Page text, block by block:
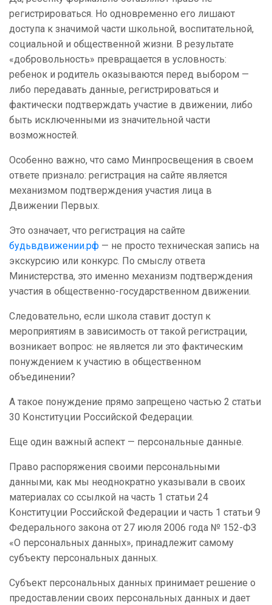
регистрироваться. Но одновременно его лишают
доступа к значимой части школьной, воспитательной,
социальной и общественной жизни. В результате
«добровольность» превращается в условность:
ребенок и родитель оказываются перед выбором —
либо передавать данные, регистрироваться и
фактически подтверждать участие в движении, либо
быть исключенными из значительной части
возможностей.
Особенно важно, что само Минпросвещения в своем
ответе признало: регистрация на сайте является
механизмом подтверждения участия лица в
Движении Первых.
Это означает, что регистрация на сайте
будьвдвижении.рф — не просто техническая запись на
экскурсию или конкурс. По смыслу ответа
Министерства, это именно механизм подтверждения
участия в общественно-государственном движении.
Следовательно, если школа ставит доступ к
мероприятиям в зависимость от такой регистрации,
возникает вопрос: не является ли это фактическим
понуждением к участию в общественном
объединении?
А такое понуждение прямо запрещено частью 2 статьи
30 Конституции Российской Федерации.
Еще один важный аспект — персональные данные.
Право распоряжения своими персональными
данными, как мы неоднократно указывали в своих
материалах со ссылкой на часть 1 статьи 24
Конституции Российской Федерации и часть 1 статьи 9
Федерального закона от 27 июля 2006 года № 152-ФЗ
«О персональных данных», принадлежит самому
субъекту персональных данных.
Субъект персональных данных принимает решение о
предоставлении своих персональных данных и дает